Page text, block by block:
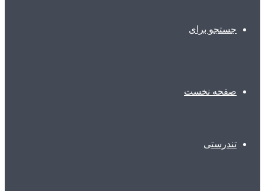
جستجو برای
صفحه نخست
تندرستی